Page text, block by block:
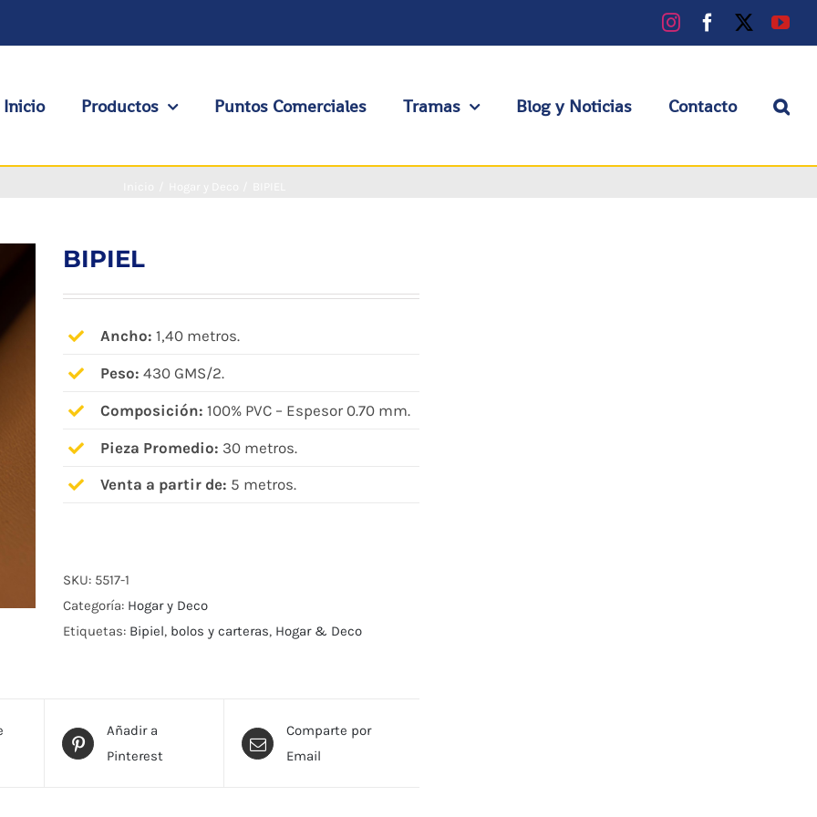
InstagramFacebook
Inicio Productos Puntos Comerciales Tramas Blog y Noticias Contacto
BIPIEL
Ancho: 1,40 metros.
Peso: 430 GMS/2.
Composición: 100% PVC – Espesor 0.70 mm.
Pieza Promedio: 30 metros.
Venta a partir de: 5 metros.
SKU: 5517-1
Categoría: Hogar y Deco
Etiquetas: Bipiel, bolos y carteras, Hogar & Deco
Añadir a
Pinterest
Comparte por
Email